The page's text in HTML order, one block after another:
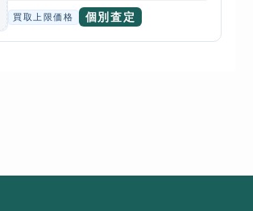
買取上限価格 個別査定